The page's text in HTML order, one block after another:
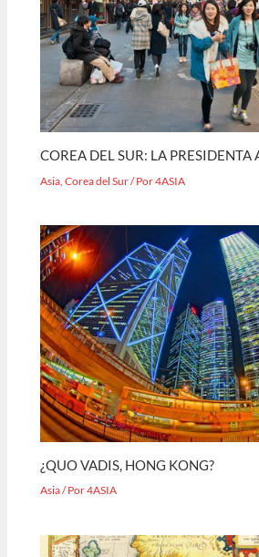
COREA DEL SUR: LA PRESIDENTA
Asia ,Corea del Sur/ Por4ASIA
¿QUO VADIS, HONG KONG?
Asia/ Por4ASIA